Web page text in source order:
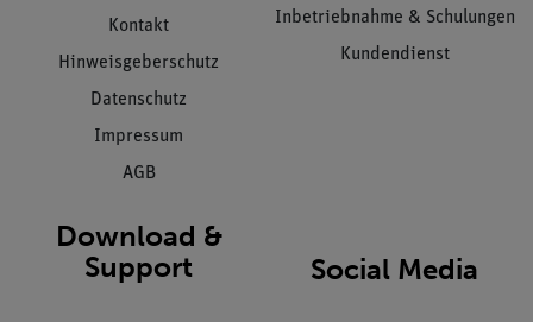
Kontakt
Hinweisgeberschutz
Datenschutz
Impressum
AGB
Inbetriebnahme & Schulungen
Kundendienst
Download &
Support
Social Media